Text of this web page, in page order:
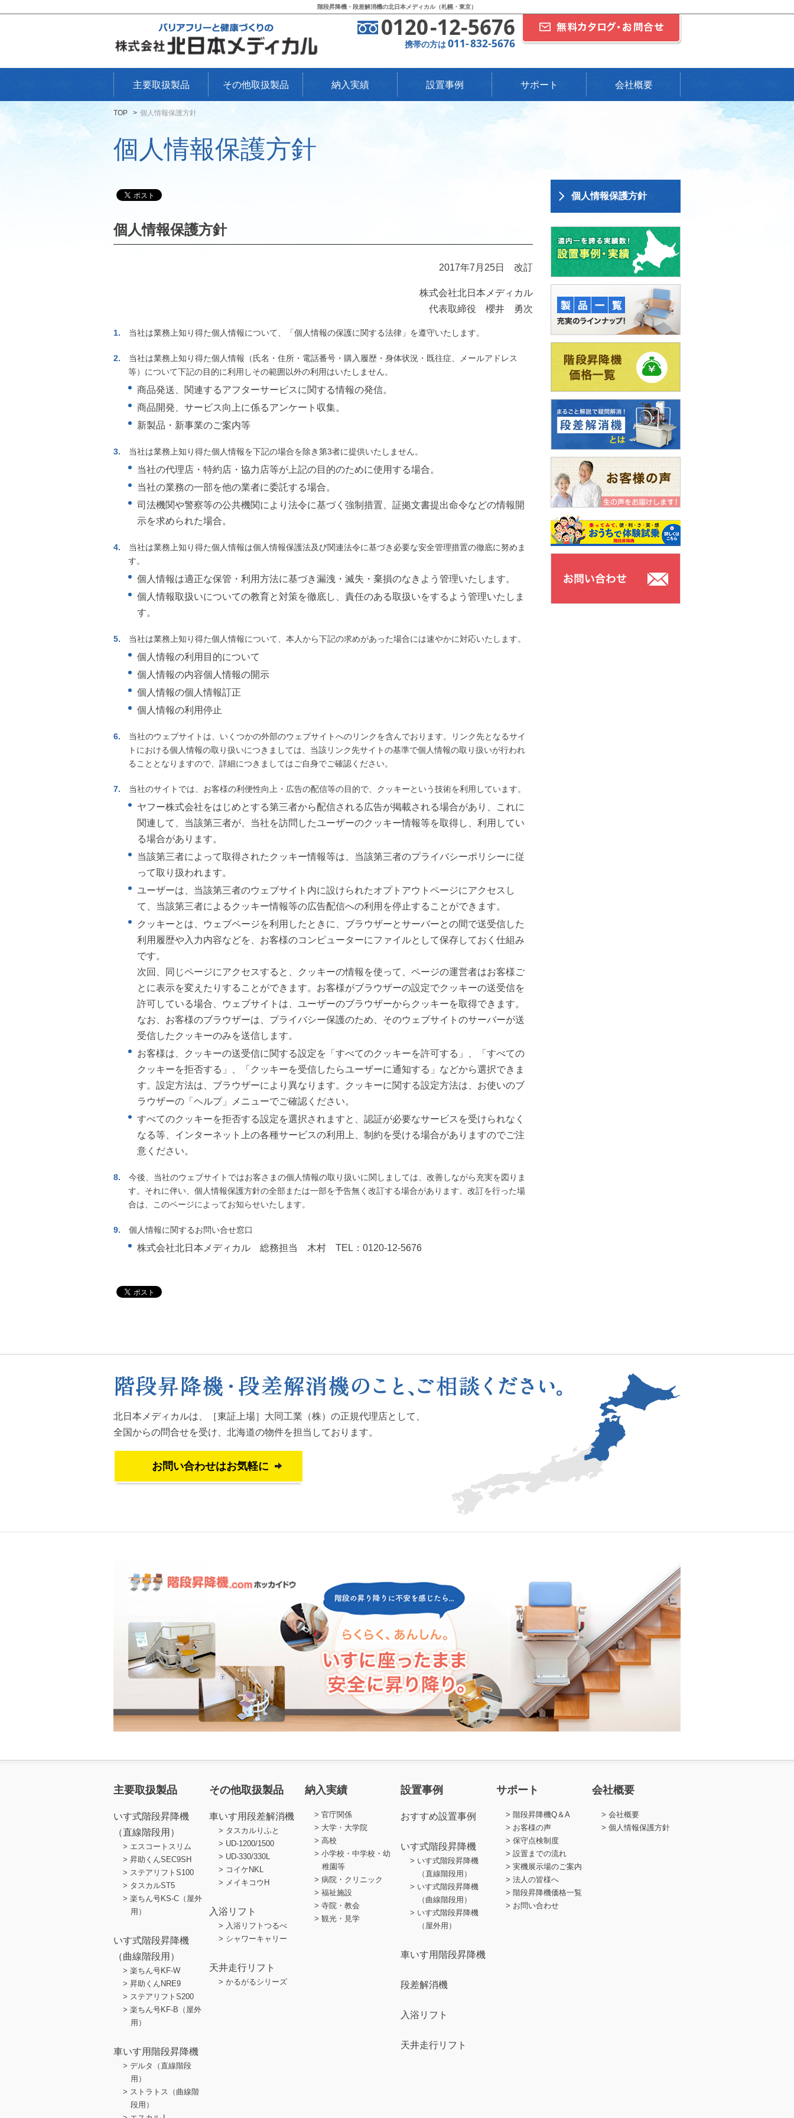
階段昇降機・段差解消機の北日本メディカル（札幌・東京）
0120-12-5676
携帯の方は011-832-5676
主要取扱製品 その他取扱製品 納入実績 設置事例 サポート 会社概要
TOP 個人情報保護方針
個人情報保護方針
個人情報保護方針
2017年7月25日 改訂
株式会社北日本メディカル
代表取締役 櫻井 勇次
当社は業務上知り得た個人情報について、「個人情報の保護に関する法律」を遵守いたします。
当社は業務上知り得た個人情報（氏名・住所・電話番号・購入履歴・身体状況・既往症、メールアドレス
等）について下記の目的に利用しその範囲以外の利用はいたしません。
商品発送、関連するアフターサービスに関する情報の発信。
商品開発、サービス向上に係るアンケート収集。
新製品・新事業のご案内等
当社は業務上知り得た個人情報を下記の場合を除き第3者に提供いたしません。
当社の代理店・特約店・協力店等が上記の目的のために使用する場合。
当社の業務の一部を他の業者に委託する場合。
司法機関や警察等の公共機関により法令に基づく強制措置、証拠文書提出命令などの情報開
示を求められた場合。
当社は業務上知り得た個人情報は個人情報保護法及び関連法令に基づき必要な安全管理措置の徹底に努めま
す。
個人情報は適正な保管・利用方法に基づき漏洩・滅失・棄損のなきよう管理いたします。
個人情報取扱いについての教育と対策を徹底し、責任のある取扱いをするよう管理いたしま
す。
当社は業務上知り得た個人情報について、本人から下記の求めがあった場合には速やかに対応いたします。
個人情報の利用目的について
個人情報の内容個人情報の開示
個人情報の個人情報訂正
個人情報の利用停止
当社のウェブサイトは、いくつかの外部のウェブサイトへのリンクを含んでおります。リンク先となるサイ
トにおける個人情報の取り扱いにつきましては、当該リンク先サイトの基準で個人情報の取り扱いが行われ
ることとなりますので、詳細につきましてはご自身でご確認ください。
当社のサイトでは、お客様の利便性向上・広告の配信等の目的で、クッキーという技術を利用しています。
ヤフー株式会社をはじめとする第三者から配信される広告が掲載される場合があり、これに
関連して、当該第三者が、当社を訪問したユーザーのクッキー情報等を取得し、利用してい
る場合があります。
当該第三者によって取得されたクッキー情報等は、当該第三者のプライバシーポリシーに従
って取り扱われます。
ユーザーは、当該第三者のウェブサイト内に設けられたオプトアウトページにアクセスし
て、当該第三者によるクッキー情報等の広告配信への利用を停止することができます。
クッキーとは、ウェブページを利用したときに、ブラウザーとサーバーとの間で送受信した
利用履歴や入力内容などを、お客様のコンピューターにファイルとして保存しておく仕組み
です。
次回、同じページにアクセスすると、クッキーの情報を使って、ページの運営者はお客様ご
とに表示を変えたりすることができます。お客様がブラウザーの設定でクッキーの送受信を
許可している場合、ウェブサイトは、ユーザーのブラウザーからクッキーを取得できます。
なお、お客様のブラウザーは、プライバシー保護のため、そのウェブサイトのサーバーが送
受信したクッキーのみを送信します。
お客様は、クッキーの送受信に関する設定を「すべてのクッキーを許可する」、「すべての
クッキーを拒否する」、「クッキーを受信したらユーザーに通知する」などから選択できま
す。設定方法は、ブラウザーにより異なります。クッキーに関する設定方法は、お使いのブ
ラウザーの「ヘルプ」メニューでご確認ください。
すべてのクッキーを拒否する設定を選択されますと、認証が必要なサービスを受けられなく
なる等、インターネット上の各種サービスの利用上、制約を受ける場合がありますのでご注
意ください。
今後、当社のウェブサイトではお客さまの個人情報の取り扱いに関しましては、改善しながら充実を図りま
す。それに伴い、個人情報保護方針の全部または一部を予告無く改訂する場合があります。改訂を行った場
合は、このページによってお知らせいたします。
個人情報に関するお問い合せ窓口
株式会社北日本メディカル 総務担当 木村 TEL：0120-12-5676
個人情報保護方針
北日本メディカルは、［東証上場］大同工業（株）の正規代理店として、
全国からの問合せを受け、 北海道の物件を担当しております。
お問い合わせはお気軽に
主要取扱製品
いす式階段昇降機
（直線階段用）
エスコートスリム
昇助くんSEC9SH
ステアリフトS100
タスカルST5
楽ちん号KS-C（屋外
用）
いす式階段昇降機
（曲線階段用）
楽ちん号KF-W
昇助くんNRE9
ステアリフトS200
楽ちん号KF-B（屋外
用）
車いす用階段昇降機
デルタ（直線階段
用）
ストラトス（曲線階
段用）
その他取扱製品
車いす用段差解消機
タスカルりふと
UD-1200/1500
UD-330/330L
コイケNKL
メイキコウH
入浴リフト
入浴リフトつるべ
シャワーキャリー
天井走行リフト
かるがるシリーズ
納入実績
官庁関係
大学・大学院
高校
小学校・中学校・幼
稚園等
病院・クリニック
福祉施設
寺院・教会
観光・見学
設置事例
おすすめ設置事例
いす式階段昇降機
いす式階段昇降機
（直線階段用）
いす式階段昇降機
（曲線階段用）
いす式階段昇降機
（屋外用）
車いす用階段昇降機
段差解消機
入浴リフト
天井走行リフト
サポート
階段昇降機Q＆A
お客様の声
保守点検制度
設置までの流れ
実機展示場のご案内
法人の皆様へ
階段昇降機価格一覧
お問い合わせ
会社概要
会社概要
個人情報保護方針